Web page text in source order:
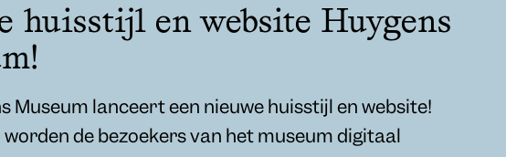
huisstijl en website Huygens
Museum lanceert een nieuwe huisstijl en website!
worden de bezoekers van het museum digitaal